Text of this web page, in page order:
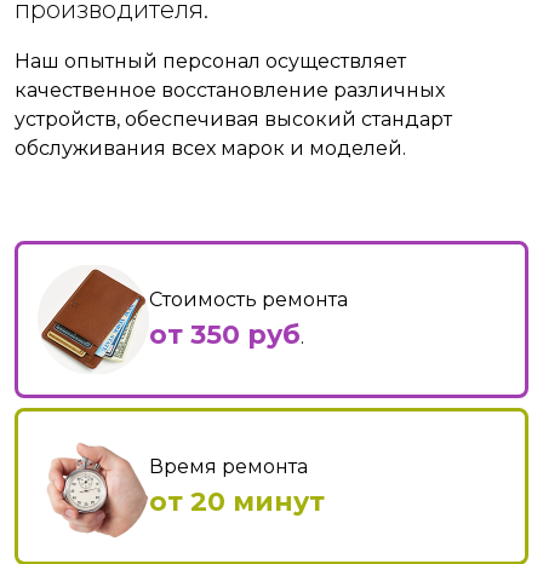
производителя.
Наш опытный персонал осуществляет
качественное восстановление различных
устройств, обеспечивая высокий стандарт
обслуживания всех марок и моделей.
Стоимость ремонта
от 350 руб.
Время ремонта
от 20 минут